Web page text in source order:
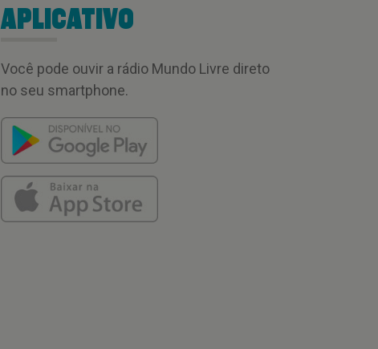
APLICATIVO
Você pode ouvir a rádio Mundo Livre direto
no seu smartphone.